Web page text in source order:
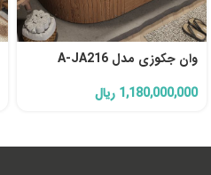
وان جکوزی مدل A-JA216
1,180,000,000 ریال